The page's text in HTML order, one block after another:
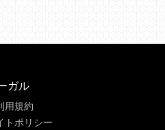
ガル
用規約
トポリシー